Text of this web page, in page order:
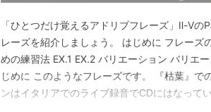
「ひとつだけ覚えるアドリブフレーズ」Ⅱ-Ⅴ
レーズを紹介しましょう。 はじめに フレーズ
めの練習法 EX.1 EX.2 バリエーション バリエ
じめに このようなフレーズです。 『枯葉』で
ンはイタリアでのライブ録音でCDにはなって